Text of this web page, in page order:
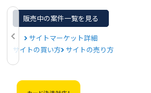
販売中の案件一覧を見る
サイトマーケット詳細
サイトの買い方 サイトの売り方